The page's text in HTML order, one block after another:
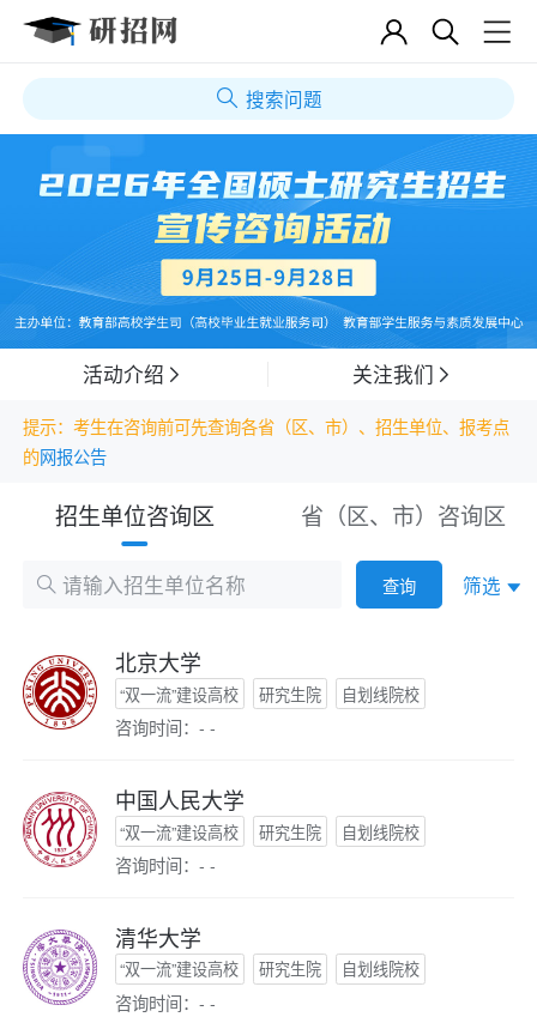
搜索问题
活动介绍 关注我们
提示：考生在咨询前可先查询各省（区、市）、招生单位、报考点
的网报公告
招生单位咨询区 省（区、市）咨询区
查询 筛选
北京大学
“双一流”建设高校 研究生院 自划线院校
咨询时间：- -
中国人民大学
“双一流”建设高校 研究生院 自划线院校
咨询时间：- -
清华大学
“双一流”建设高校 研究生院 自划线院校
咨询时间：- -